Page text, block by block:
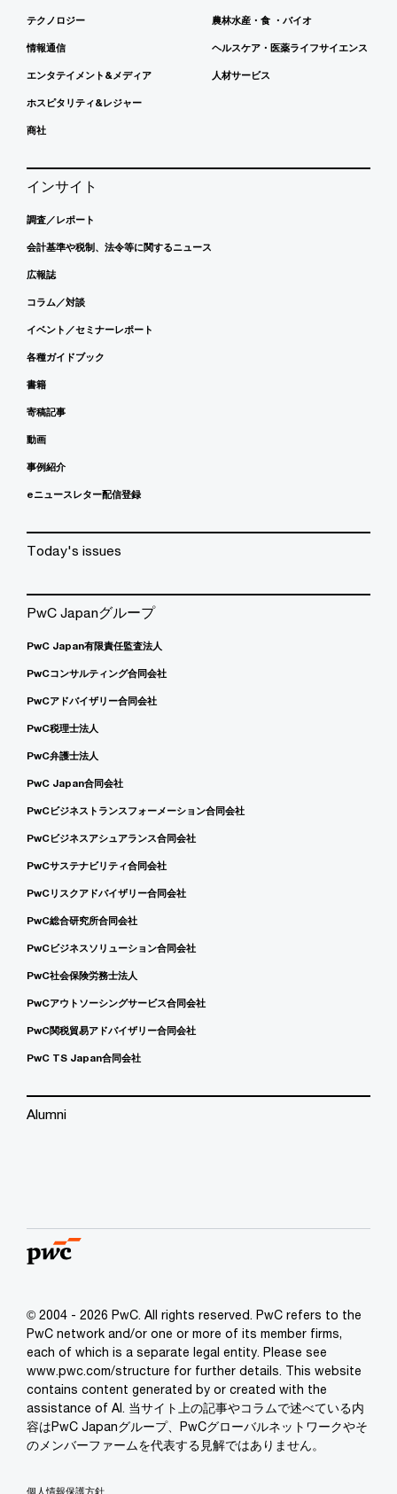
テクノロジー
情報通信
エンタテイメント&メディア
ホスピタリティ&レジャー
商社
農林水産・食 ・バイオ
ヘルスケア・医薬ライフサイエンス
人材サービス
インサイト
調査／レポート
会計基準や税制、法令等に関するニュース
広報誌
コラム／対談
イベント／セミナーレポート
各種ガイドブック
書籍
寄稿記事
動画
事例紹介
eニュースレター配信登録
Today's issues
PwC Japanグループ
PwC Japan有限責任監査法人
PwCコンサルティング合同会社
PwCアドバイザリー合同会社
PwC税理士法人
PwC弁護士法人
PwC Japan合同会社
PwCビジネストランスフォーメーション合同会社
PwCビジネスアシュアランス合同会社
PwCサステナビリティ合同会社
PwCリスクアドバイザリー合同会社
PwC総合研究所合同会社
PwCビジネスソリューション合同会社
PwC社会保険労務士法人
PwCアウトソーシングサービス合同会社
PwC関税貿易アドバイザリー合同会社
PwC TS Japan合同会社
Alumni
© 2004 - 2026 PwC. All rights reserved. PwC refers to the
PwC network and/or one or more of its member firms,
each of which is a separate legal entity. Please see
www.pwc.com/structure for further details. This website
contains content generated by or created with the
assistance of AI. 当サイト上の記事やコラムで述べている内
容はPwC Japanグループ、PwCグローバルネットワークやそ
のメンバーファームを代表する見解ではありません。
個人情報保護方針